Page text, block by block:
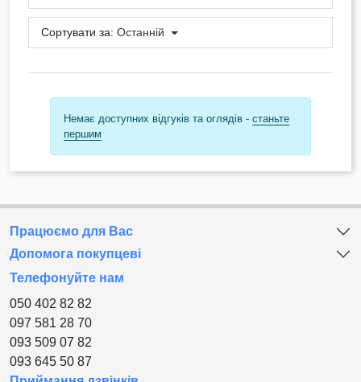
Сортувати за: Останній
Немає доступних відгуків та оглядів - станьте
першим
Працюємо для Вас
Допомога покупцеві
Телефонуйте нам
050 402 82 82
097 581 28 70
093 509 07 82
093 645 50 87